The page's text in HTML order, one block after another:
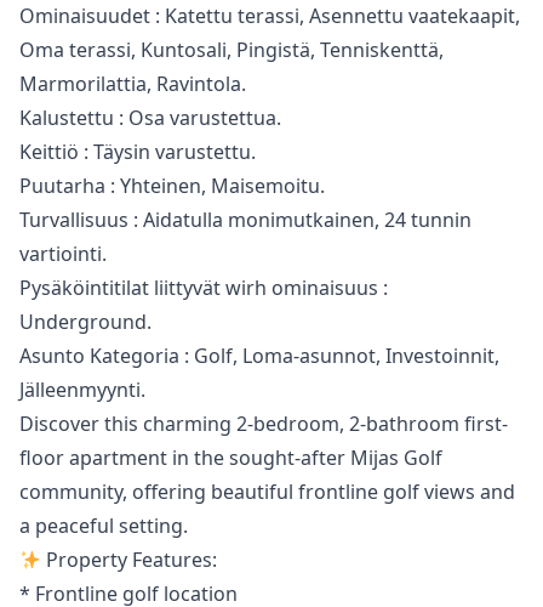
Ominaisuudet : Katettu terassi, Asennettu vaatekaapit,
Oma terassi, Kuntosali, Pingistä, ‌Tenniskenttä,
‌Marmorilattia, ‌Ravintola.
Kalustettu ‌: ‌Osa varustettua.
Keittiö : Täysin varustettu.
Puutarha ‌: ‌Yhteinen, ‌Maisemoitu.
Turvallisuus : Aidatulla ‌monimutkainen, ‌24 ‌tunnin
‌vartiointi.
Pysäköintitilat liittyvät ‌wirh ominaisuus :
‌Underground.
Asunto ‌Kategoria ‌: ‌Golf, ‌Loma-asunnot, ‌Investoinnit,
‌Jälleenmyynti.
Discover this charming 2-bedroom, 2-bathroom first-
floor apartment in the sought-after Mijas Golf
community, offering beautiful frontline golf views and
a peaceful setting.
Property Features:
* Frontline golf location